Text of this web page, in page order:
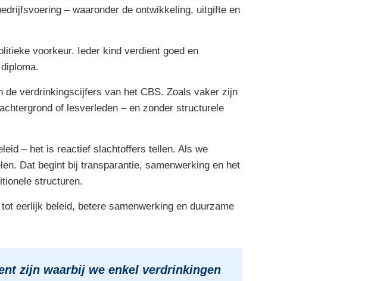
– waaronder de ontwikkeling, uitgifte en
voorkeur. Ieder kind verdient goed en
de verdrinkingscijfers van het CBS. Zoals vaker zijn
of lesverleden – en zonder structurele
– het is reactief slachtoffers tellen. Als we
Dat begint bij transparantie, samenwerking en het
structuren.
eerlijk beleid, betere samenwerking en duurzame
zijn waarbij we enkel verdrinkingen